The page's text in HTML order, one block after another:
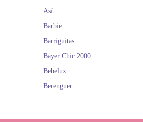
Así
Barbie
Barriguitas
Bayer Chic 2000
Bebelux
Berenguer